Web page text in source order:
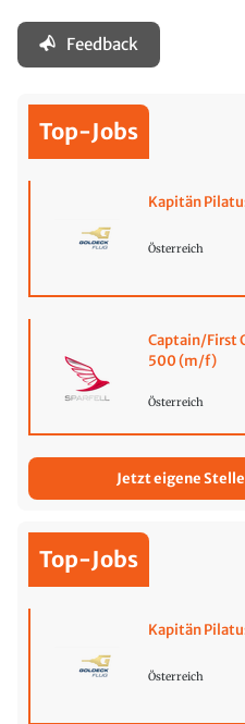
Feedback
Top-Jobs
Kapitän
Österreich
Captain/First
500 (m/f)
Österreich
Jetzt eigene
Top-Jobs
Kapitän
Österreich